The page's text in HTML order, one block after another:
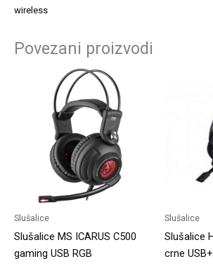
wireless
Povezani proizvodi
Slušalice
Slušalice MS ICARUS C500
gaming USB RGB
Slušalice
Slušalice
crne